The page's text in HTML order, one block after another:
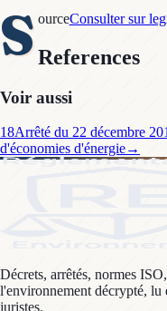
S ourceConsulter sur
References
Voir aussi
18Arrêté du 22 décembre
d'économies d'énergie→
Décrets, arrêtés, normes
l'environnement décrypté, lu
juristes.